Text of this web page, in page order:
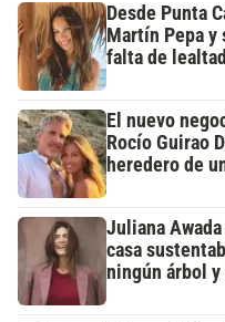
Desde Punta
Martín Pepa y
falta de
El nuevo
Rocío Guirao
heredero de
Juliana
casa
ningún árbol y